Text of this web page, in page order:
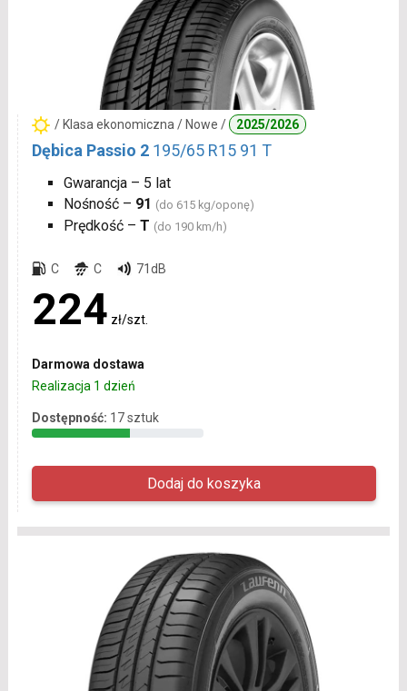
/ Klasa ekonomiczna / Nowe / 2025/2026
Dębica Passio 2 195/65 R15 91 T
Gwarancja – 5 lat
Nośność – 91 (do 615 kg/oponę)
Prędkość – T (do 190 km/h)
C C 71dB
224 zł/szt.
Darmowa dostawa
Realizacja 1 dzień
Dostępność: 17 sztuk